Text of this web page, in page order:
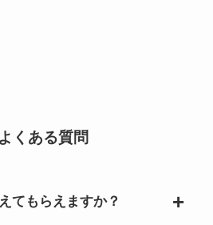
よくある質問
てもらえますか？